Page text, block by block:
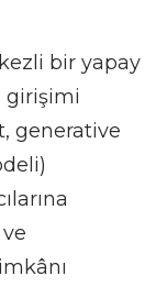
bir yapay
girişimi
generative